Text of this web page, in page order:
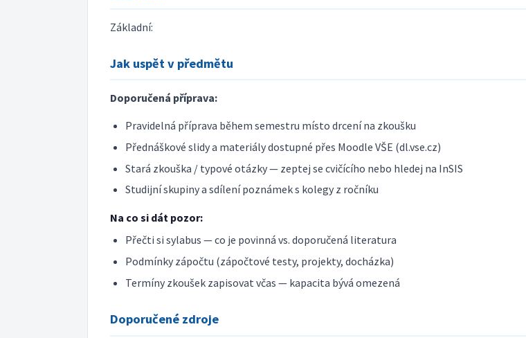
Základní:
Jak uspět v předmětu
Doporučená příprava:
Pravidelná příprava během semestru místo drcení na zkoušku
Přednáškové slidy a materiály dostupné přes Moodle VŠE (dl.vse.cz)
Stará zkouška / typové otázky — zeptej se cvičícího nebo hledej na InSIS
Studijní skupiny a sdílení poznámek s kolegy z ročníku
Na co si dát pozor:
Přečti si sylabus — co je povinná vs. doporučená literatura
Podmínky zápočtu (zápočtové testy, projekty, docházka)
Termíny zkoušek zapisovat včas — kapacita bývá omezená
Doporučené zdroje